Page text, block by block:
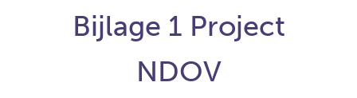
Bijlage 1 Project
NDOV